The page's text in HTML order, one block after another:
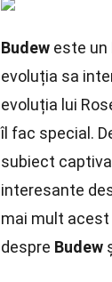
Budew este un
evoluția sa
evoluția lui
îl fac special.
subiect
interesante
mai mult
despre Budew